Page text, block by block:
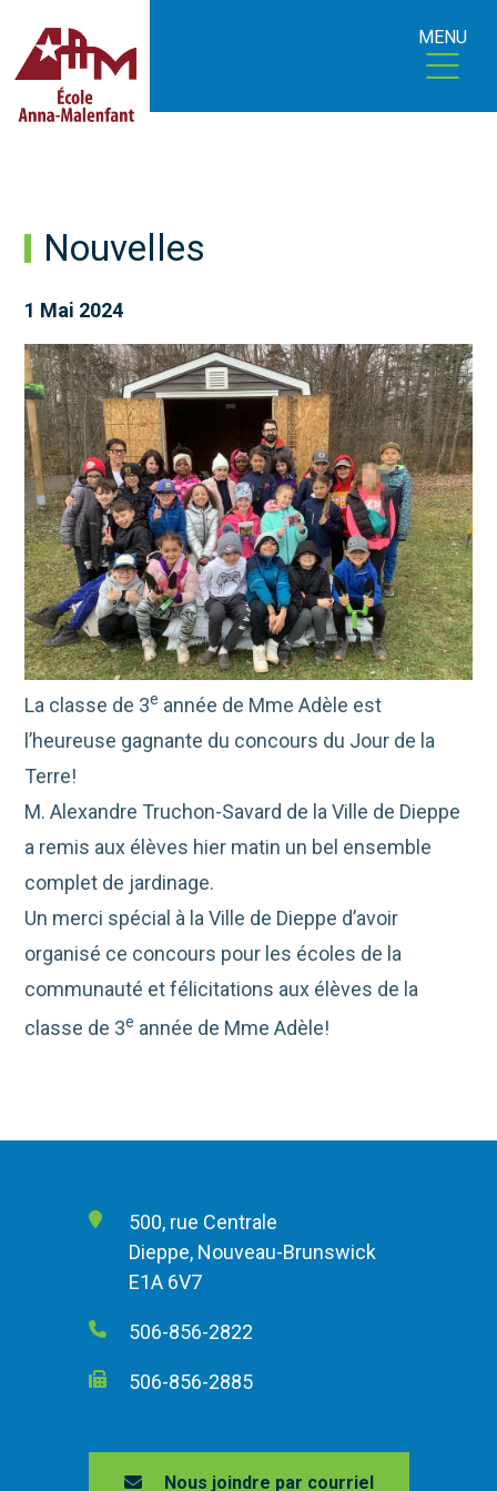
MENU
Nouvelles
1 Mai 2024
La classe de 3e année de Mme Adèle est
l’heureuse gagnante du concours du Jour de la
Terre!
M. Alexandre Truchon-Savard de la Ville de Dieppe
a remis aux élèves hier matin un bel ensemble
complet de jardinage.
Un merci spécial à la Ville de Dieppe d’avoir
organisé ce concours pour les écoles de la
communauté et félicitations aux élèves de la
classe de 3e année de Mme Adèle!
500, rue Centrale
Dieppe, Nouveau-Brunswick
E1A 6V7
506-856-2822
506-856-2885
Nous joindre par courriel